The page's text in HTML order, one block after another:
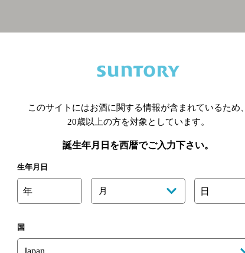
関連ページ
群馬県のバー検索
埼玉県のバー検索
このサイトにはお酒に関する情報が含まれているため、
20歳以上の方を対象としています。
誕生年月日を西暦でご入力下さい。
生年月日
年 月 日
国